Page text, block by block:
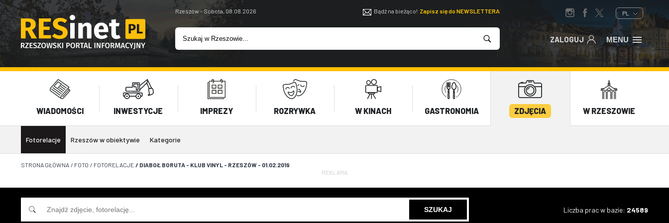
Rzeszów - Sobota, 08.08.2026 Bądź na bieżąco! Zapisz się do NEWSLETTERA PL
ZALOGUJ MENU
WIADOMOŚCI INWESTYCJE IMPREZY ROZRYWKA W KINACH GASTRONOMIA ZDJĘCIA W RZESZOWIE
Fotorelacje Rzeszów w obiektywie Kategorie
STRONA GŁÓWNA / FOTO / FOTORELACJE / DIABOŁ BORUTA - KLUB VINYL - RZESZÓW - 01.02.2019
REKLAMA
Liczba prac w bazie: 24589